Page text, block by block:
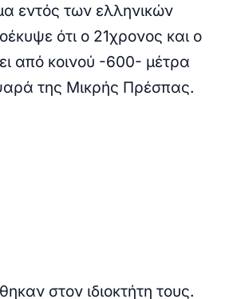
εντός των ελληνικών
ότι ο 21χρονος και ο
από κοινού -600- μέτρα
της Μικρής Πρέσπας.
στον ιδιοκτήτη τους.